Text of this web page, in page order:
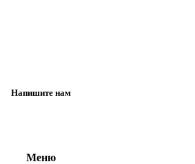
Напишите нам
Меню